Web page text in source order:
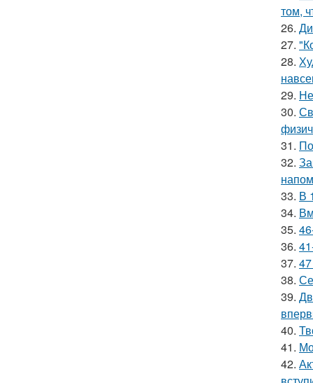
том,
26.
27.
28.
29.
30.
31.
32.
33. В
34.
35.
36.
37.
38.
39.
40.
41.
42.